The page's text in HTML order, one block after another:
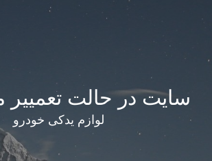
سایت در حالت
لوازم یدکی خودرو